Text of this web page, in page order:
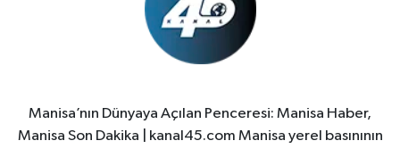
Manisa’nın Dünyaya Açılan Penceresi: Manisa Haber,
Manisa Son Dakika | kanal45.com Manisa yerel basınının